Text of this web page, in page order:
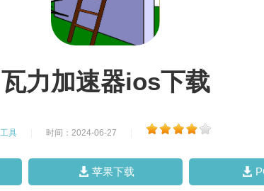
瓦力加速器ios下载
工具 时间：2024-06-27
苹果下载